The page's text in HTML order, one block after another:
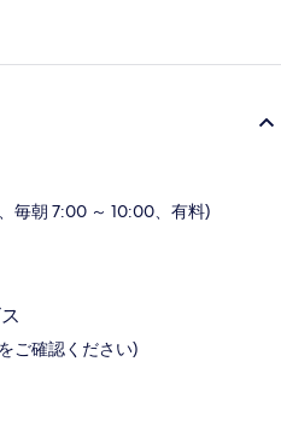
毎朝 7:00 ～ 10:00、有料)
ご確認ください)